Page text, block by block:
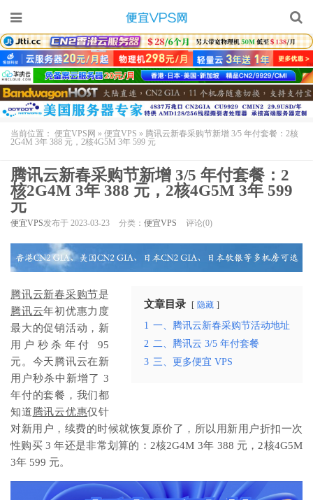
当前位置： 便宜VPS网 » 便宜VPS » 腾讯云新春采购节新增 3/5 年付套餐：2核
2G4M 3年 388 元，2核4G5M 3年 599 元
腾讯云新春采购节新增 3/5 年付套餐：2
核2G4M 3年 388 元，2核4G5M 3年 599
元
便宜VPS发布于 2023-03-23 分类： 便宜VPS 评论(0)
文章目录 隐藏
1 一、腾讯云新春采购节活动地址
2 二、腾讯云 3/5 年付套餐
3 三、更多便宜 VPS
腾讯云新春采购节是
腾讯云年初优惠力度
最大的促销活动，新
用户秒杀年付 95
元。今天腾讯云在新
用户秒杀中新增了 3
年付的套餐，我们都
知道 腾讯云优惠仅针
对新用户，续费的时候就恢复原价了，所以用新用户折扣一次
性购买 3 年还是非常划算的：2核2G4M 3年 388 元，2核4G5M
3年 599 元。